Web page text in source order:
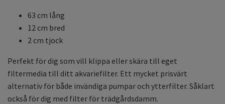
63 cm lång
12 cm bred
2 cm tjock
Perfekt för dig som vill klippa eller skära till eget
filtermedia till ditt akvariefilter. Ett mycket prisvärt
alternativ för både invändiga pumpar och ytterfilter. Såklart
också för dig med filter för trädgårdsdamm.